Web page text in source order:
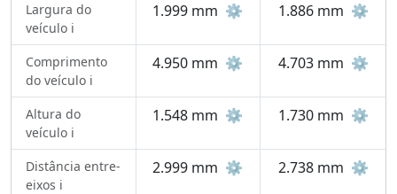
Largura do
veículo ℹ️
1.999 mm ⚙️ 1.886 mm ⚙️
Comprimento
do veículo ℹ️
4.950 mm ⚙️ 4.703 mm ⚙️
Altura do
veículo ℹ️
1.548 mm ⚙️ 1.730 mm ⚙️
Distância entre-
eixos ℹ️
2.999 mm ⚙️ 2.738 mm ⚙️